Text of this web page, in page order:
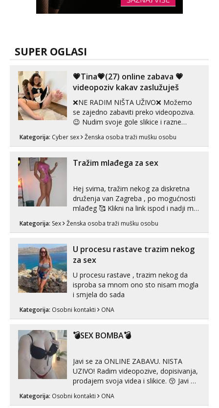
SUPER OGLASI
💗Tina💗(27) online zabava 💗
videopoziv kakav zaslužuješ
❌NE RADIM NIŠTA UŽIVO❌ Možemo
se zajedno zabaviti preko videopoziva.
😉 Nudim svoje gole slikice i razne
videouradke. 🤩 Za online zabavu pošalji
poruku na Whatsapp, Telegram ili Viber.
autentičnosti možeš me vidjeti na
videopozivu. 😉 S vama sam vec 5 ...
Kategorija: Cyber sex Ženska osoba traži mušku osobu
Tražim mlađega za sex
Hej svima, tražim nekog za diskretna
druženja van Zagreba , po mogućnosti
mlađeg 🥰 Klikni na link ispod i nadji me
Kategorija: Sex Ženska osoba traži mušku osobu
U procesu rastave trazim nekog
za sex
U procesu rastave , trazim nekog da
isproba sa mnom ono sto nisam mogla
i smjela do sada
Kategorija: Osobni kontakti ONA
💣SEX BOMBA💣
Javi se za ONLINE ZABAVU. NISTA
UZIVO! Radim videopozive, dopisivanja,
prodajem svoja videa i slikice. 😚 Javi mi
Telegram. +385 91 723 0045
Kategorija: Osobni kontakti ONA